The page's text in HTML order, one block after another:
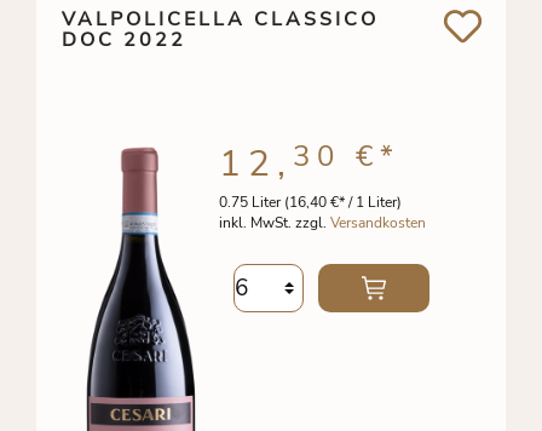
VALPOLICELLA CLASSICO
DOC 2022
0.75 Liter(16,40 €* / 1 Liter)
inkl. MwSt. zzgl. Versandkosten
12, 30 €*